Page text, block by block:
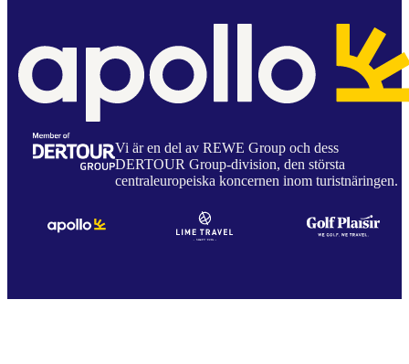
Vi är en del av REWE Group och dess
DERTOUR Group-division, den största
centraleuropeiska koncernen inom turistnäringen.